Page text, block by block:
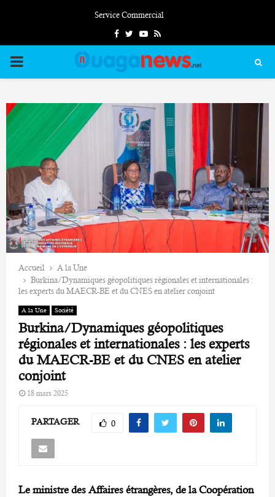
Service Commercial
FacebookTwitterYoutube
Rss
PRIMARY
Accueil
A la Une
Burkina/Dynamiques géopolitiques régionales et internationales :
les experts du MAECR-BE et du CNES en atelier conjoint
A la Une Société
Burkina/Dynamiques géopolitiques
régionales et internationales : les experts
du MAECR-BE et du CNES en atelier
conjoint
18 mars 2025
PARTAGER 0
Le ministre des Affaires étrangères, de la Coopération